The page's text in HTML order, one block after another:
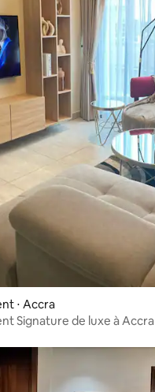
⋅ Accra
Signature de luxe à Accra